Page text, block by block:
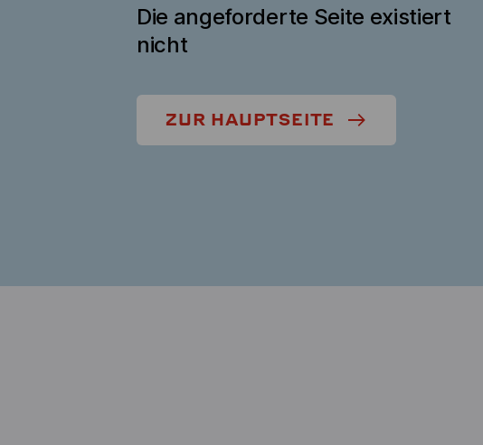
Die angeforderte Seite existiert
nicht
ZUR HAUPTSEITE